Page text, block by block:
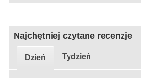
Najchętniej czytane recenzje
Dzień Tydzień